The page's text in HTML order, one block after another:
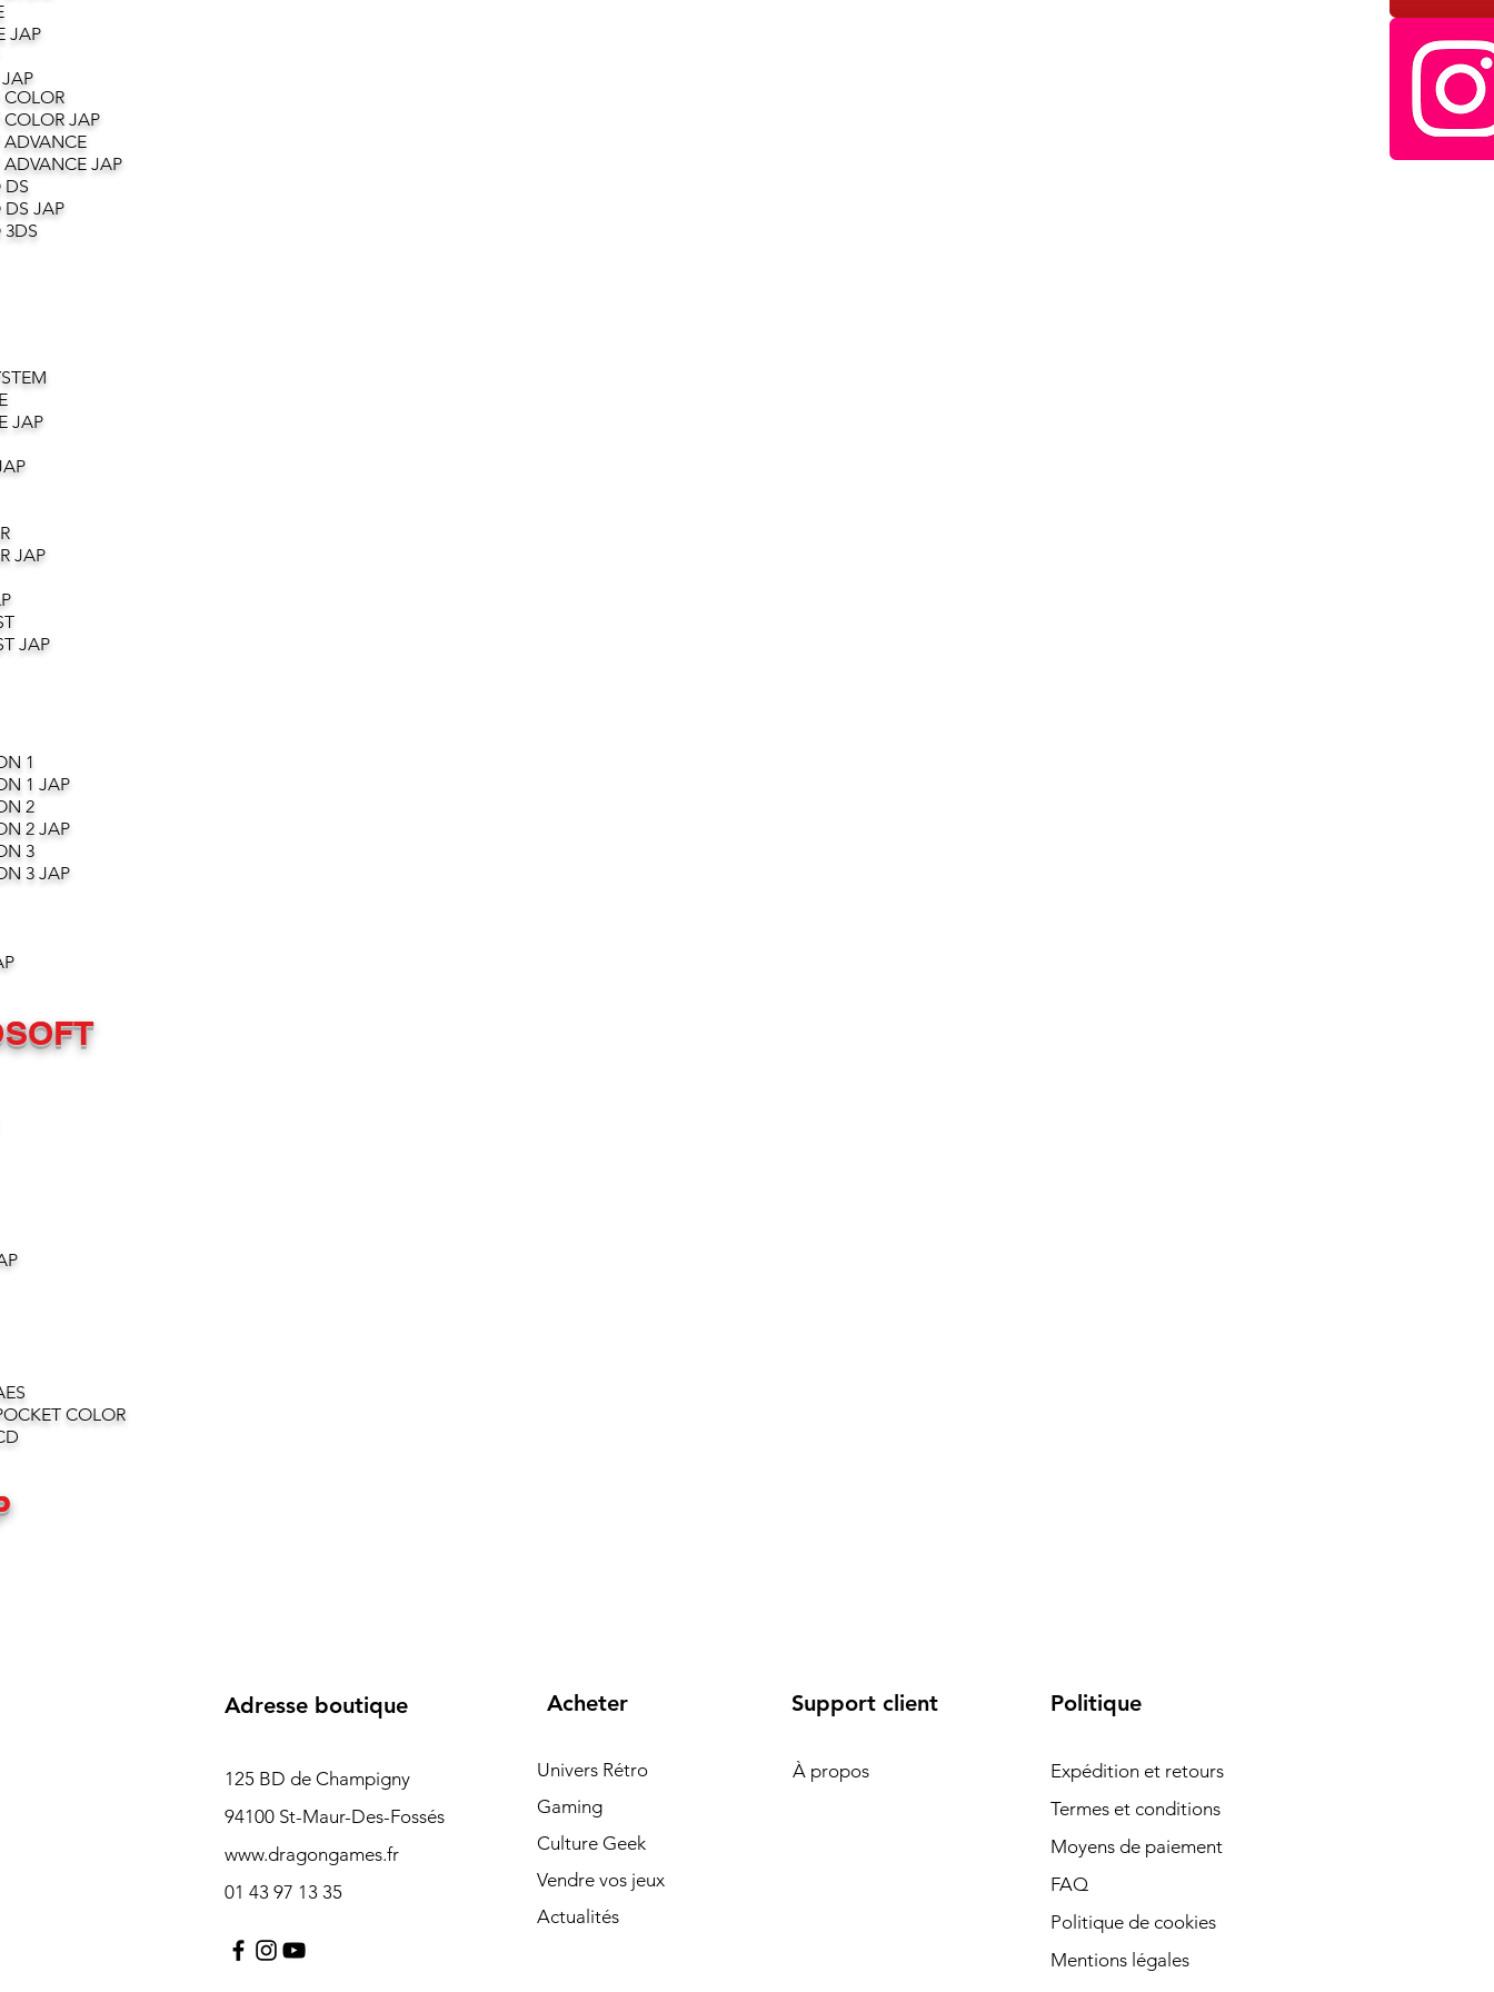
JAP
JAP
JAP
DS
JAP
JAP
JAP
JAP
1
1 JAP
2
2 JAP
3
3 JAP
COLOR
Adresse boutique
125 BD de Champigny
94100 St-Maur-Des-Fossés
www.dragongames.fr
01 43 97 13 35
Acheter
Univers Rétro
Gaming
Culture Geek
Vendre vos jeux
Actualités
Support client
À propos
Politique
Expédition et retours
Termes et conditions
Moyens de paiement
FAQ
Politique de cookies
Mentions légales